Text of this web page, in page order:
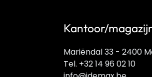
Kantoor/
Mariëndal 33 - 2400
Tel. +32 14 96 02 10